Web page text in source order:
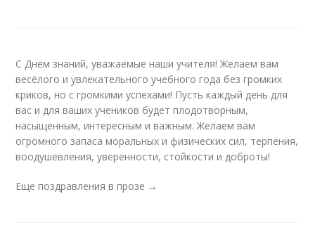
С Днём знаний, уважаемые наши учителя! Желаем вам
весёлого и увлекательного учебного года без громких
криков, но с громкими успехами! Пусть каждый день для
вас и для ваших учеников будет плодотворным,
насыщенным, интересным и важным. Желаем вам
огромного запаса моральных и физических сил, терпения,
воодушевления, уверенности, стойкости и доброты!
Еще поздравления в прозе →